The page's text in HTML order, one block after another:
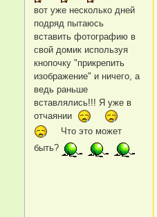
вот уже несколько дней
подряд пытаюсь
вставить фотографию в
свой домик используя
кнопочку "прикрепить
изображение" и ничего, а
ведь раньше
вставлялись!!! Я уже в
отчаянии
Что это может
быть?